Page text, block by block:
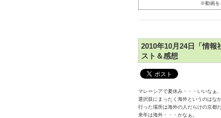
※動画を
2010年10月24日「情報
スト＆感想
マレーシアで夏休み・・・いいなぁ
選択肢にまったく海外というのはな
行った場所は海外の人だらけの京都
来年は海外・・・かなぁ。